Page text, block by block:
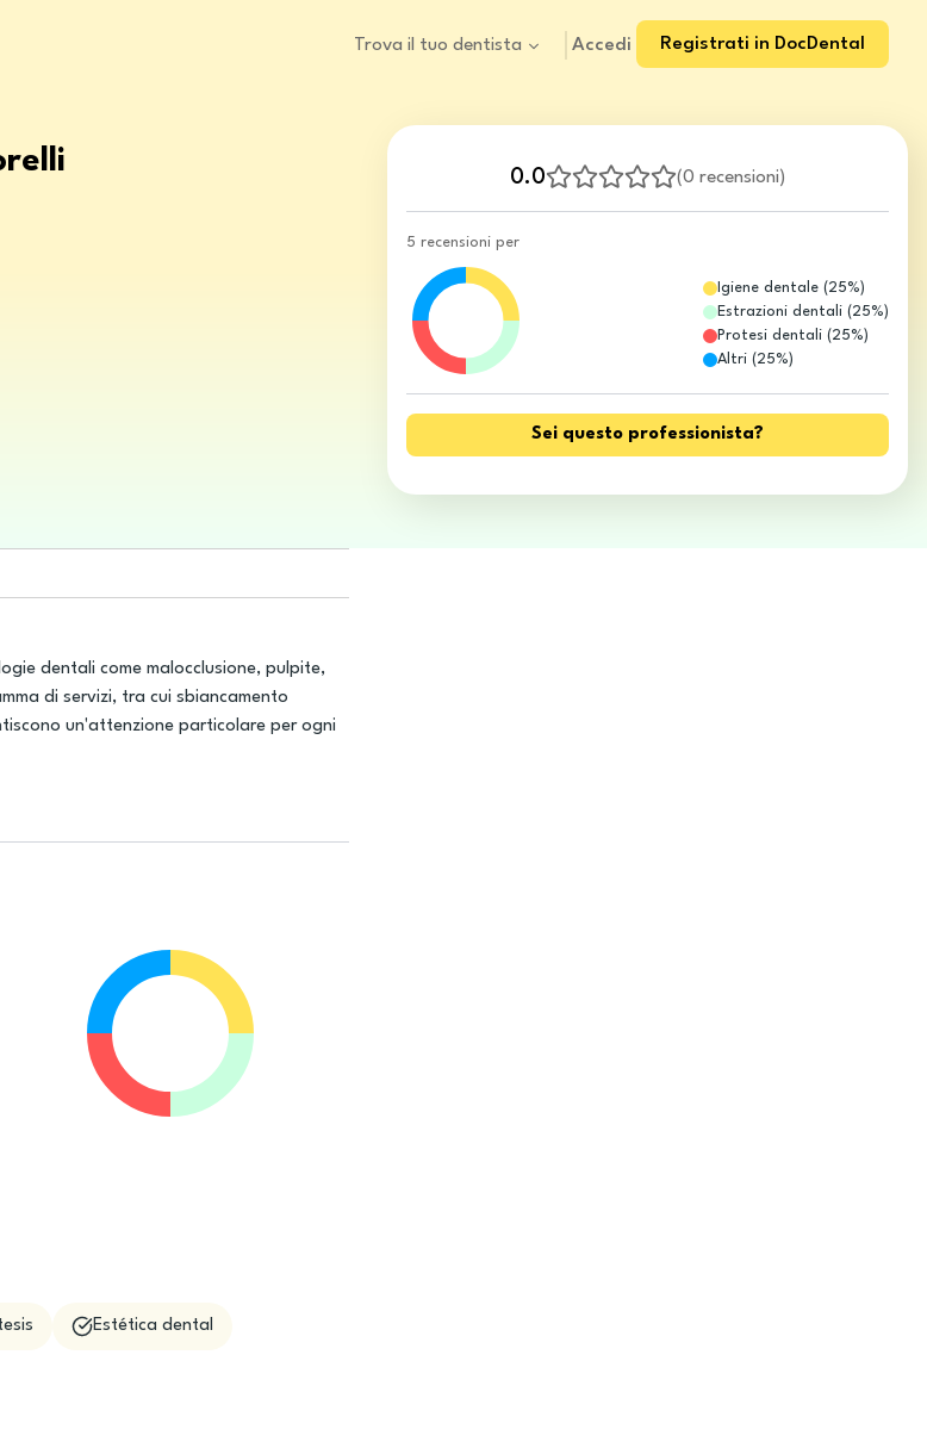
Trova il tuo dentista Accedi Registrati in DocDental
0.0 (0 recensioni)
5 recensioni per
Igiene dentale(25%)
Estrazioni dentali(25%)
Protesi dentali(25%)
Altri(25%)
Sei questo professionista?
dentali come malocclusione, pulpite,
di servizi, tra cui sbiancamento
un'attenzione particolare per ogni
Estética dental